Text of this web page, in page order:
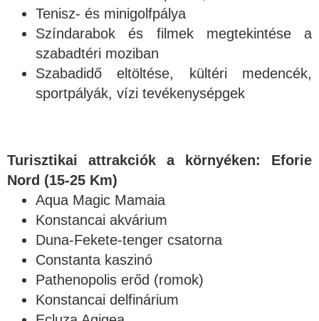
Tenisz- és minigolfpálya
Színdarabok és filmek megtekintése a
szabadtéri moziban
Szabadidő eltöltése, kültéri medencék,
sportpályák, vízi tevékenysépgek
Turisztikai attrakciók a környéken: Eforie
Nord (15-25 Km)
Aqua Magic Mamaia
Konstancai akvárium
Duna-Fekete-tenger csatorna
Constanta kaszinó
Pathenopolis erőd (romok)
Konstancai delfinárium